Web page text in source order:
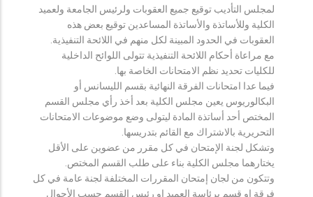
لمجلس التأديب توقيع جميع العقوبات ولرئيس الجامعة ولعميد
الكلية وللأساتذة والأساتذة المساعدين توقيع بعض هذه
العقوبات في الحدود المبينة لكل منهم في اللائحة التنفيذية.
مع مراعاة أحكام اللائحة التنفيذية تتولى اللوائح الداخلية
للكليات تحديد نظم الامتحانات الخاصة بها.
فيما عدا امتحانات الفرقة النهائية بقسم الليسانس أو
البكالوريوس يعين مجلس الكلية بعد أخذ رأي مجلس القسم
المختص أحد أساتذة المادة ليتولى وضع موضوعات الامتحانات
التحريرية بالاشتراك مع القائم بتدريسها.
وتشكل لجنة الإمتحان في كل مقرر من عضوين على الأقل
يختارهما مجلس الكلية بناء على طلب القسم المختص.
وتتكون من لجان إمتحان المقررات المختلفة لجنة عامة في كل
فرقة او قسم برئاسة العميد او رئيس القسم حسب الأحوال